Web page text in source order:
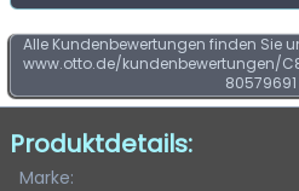
Alle Kundenbewertungen finden Sie
www.otto.de/kundenbewertungen/
80579691
Produktdetails:
Marke: